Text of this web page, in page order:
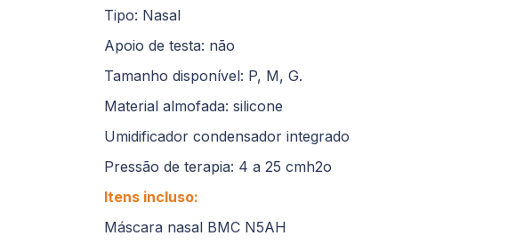
Tipo: Nasal
Apoio de testa: não
Tamanho disponível: P, M, G.
Material almofada: silicone
Umidificador condensador integrado
Pressão de terapia: 4 a 25 cmh2o
Itens incluso:
Máscara nasal BMC N5AH